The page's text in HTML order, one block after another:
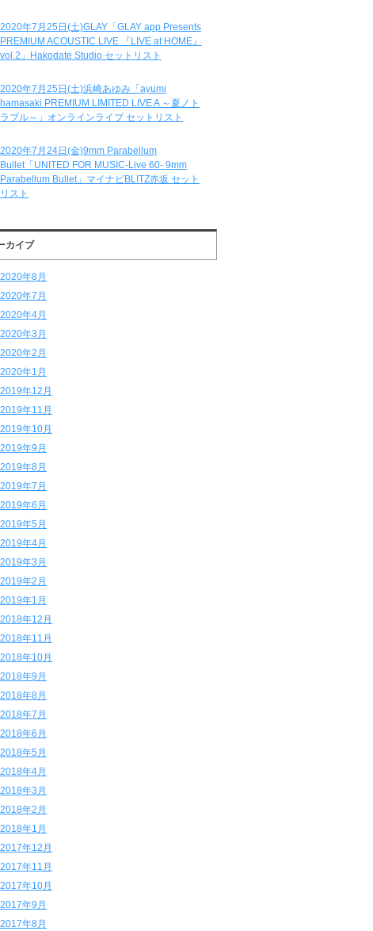
2020年7月25日(土)GLAY「GLAY app Presents
PREMIUM ACOUSTIC LIVE 『LIVE at HOME』
vol.2」Hakodate Studio セットリスト
2020年7月25日(土)浜崎あゆみ「ayumi
hamasaki PREMIUM LIMITED LIVE A ～夏ノト
ラブル～」オンラインライブ セットリスト
2020年7月24日(金)9mm Parabellum
Bullet「UNITED FOR MUSIC-Live 60- 9mm
Parabellum Bullet」マイナビBLITZ赤坂 セット
リスト
カイブ
2020年8月
2020年7月
2020年4月
2020年3月
2020年2月
2020年1月
2019年12月
2019年11月
2019年10月
2019年9月
2019年8月
2019年7月
2019年6月
2019年5月
2019年4月
2019年3月
2019年2月
2019年1月
2018年12月
2018年11月
2018年10月
2018年9月
2018年8月
2018年7月
2018年6月
2018年5月
2018年4月
2018年3月
2018年2月
2018年1月
2017年12月
2017年11月
2017年10月
2017年9月
2017年8月